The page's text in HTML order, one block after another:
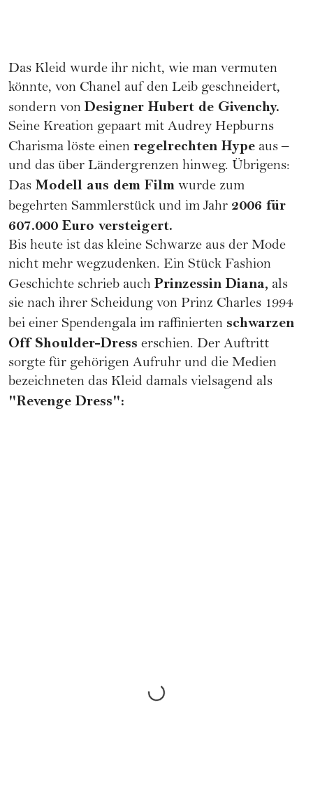
Das Kleid wurde ihr nicht, wie man vermuten
könnte, von Chanel auf den Leib geschneidert,
sondern vonDesigner Hubert de Givenchy.
Seine Kreation gepaart mit Audrey Hepburns
Charisma löste einen regelrechten Hype aus –
und das über Ländergrenzen hinweg. Übrigens:
Das Modell aus dem Film wurde zum
begehrten Sammlerstück und im Jahr 2006 für
607.000 Euro versteigert.
Bis heute ist das kleine Schwarze aus der Mode
nicht mehr wegzudenken. Ein Stück Fashion
Geschichte schrieb auch Prinzessin Diana, als
sie nach ihrer Scheidung von Prinz Charles 1994
bei einer Spendengala im raffinierten schwarzen
Off Shoulder-Dress erschien. Der Auftritt
sorgte für gehörigen Aufruhr und die Medien
bezeichneten das Kleid damals vielsagend als
"Revenge Dress":